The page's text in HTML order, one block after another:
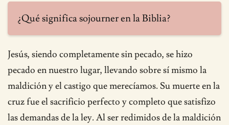
¿Qué significa sojourner en la Biblia?
Jesús, siendo completamente sin pecado, se hizo
pecado en nuestro lugar, llevando sobre sí mismo la
maldición y el castigo que merecíamos. Su muerte en la
cruz fue el sacrificio perfecto y completo que satisfizo
las demandas de la ley. Al ser redimidos de la maldición